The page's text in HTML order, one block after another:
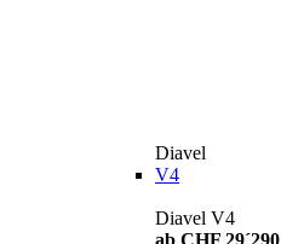
Diavel
V4
Diavel V4
ab CHF 29´290